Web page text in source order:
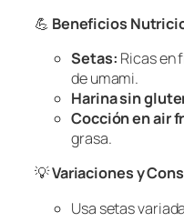
💪 Beneficios
Setas: Ricas en
de umami.
Harina sin
Cocción en air
grasa.
💡Variaciones y
Usa setas